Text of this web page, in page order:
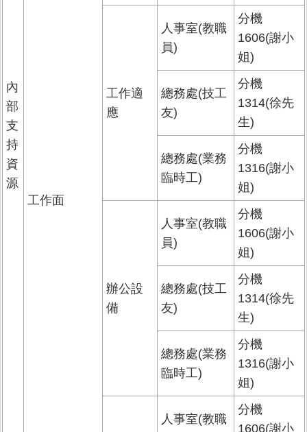
內
部
支
持
資
源
工作面
工作適
應
人事室(教職
員)
分機
1606(謝小
姐)
總務處(技工
友)
分機
1314(徐先
生)
總務處(業務
臨時工)
分機
1316(謝小
姐)
辦公設
備
人事室(教職
員)
分機
1606(謝小
姐)
總務處(技工
友)
分機
1314(徐先
生)
總務處(業務
臨時工)
分機
1316(謝小
姐)
人事室(教職
分機
1606(謝小